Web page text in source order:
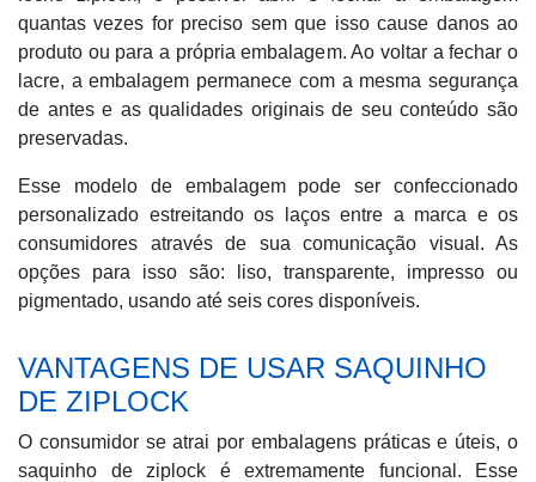
quantas vezes for preciso sem que isso cause danos ao
produto ou para a própria embalagem. Ao voltar a fechar o
lacre, a embalagem permanece com a mesma segurança
de antes e as qualidades originais de seu conteúdo são
preservadas.
Esse modelo de embalagem pode ser confeccionado
personalizado estreitando os laços entre a marca e os
consumidores através de sua comunicação visual. As
opções para isso são: liso, transparente, impresso ou
pigmentado, usando até seis cores disponíveis.
VANTAGENS DE USAR SAQUINHO
DE ZIPLOCK
O consumidor se atrai por embalagens práticas e úteis, o
saquinho de ziplock é extremamente funcional. Esse